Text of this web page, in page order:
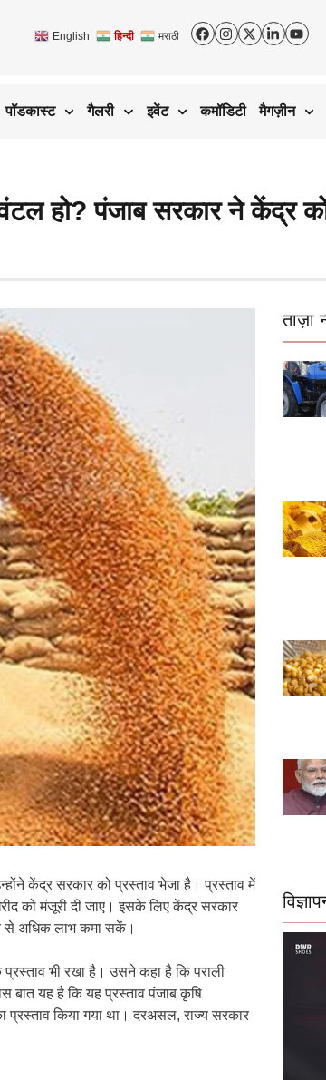
English हिन्दी मराठी
पॉडकास्ट गैलरी इवेंट कमॉडिटी मैगज़ीन
हो? पंजाब सरकार ने केंद्र
केंद्र सरकार को प्रस्ताव भेजा है। प्रस्ताव में
को मंजूरी दी जाए। इसके लिए केंद्र सरकार
से अधिक लाभ कमा सकें।
भी रखा है। उसने कहा है कि पराली
बात यह है कि यह प्रस्ताव पंजाब कृषि
प्रस्ताव किया गया था। दरअसल, राज्य सरकार
ताज़ा